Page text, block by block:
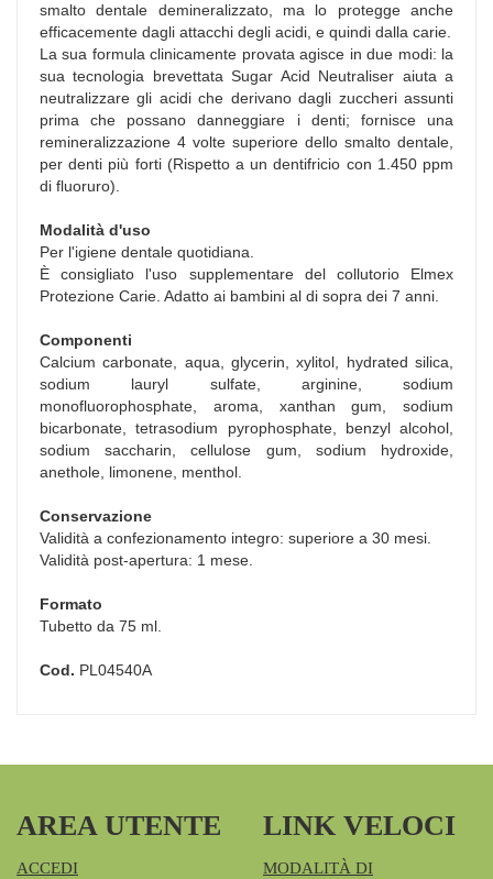
smalto dentale demineralizzato, ma lo protegge anche
efficacemente dagli attacchi degli acidi, e quindi dalla carie.
La sua formula clinicamente provata agisce in due modi: la
sua tecnologia brevettata Sugar Acid Neutraliser aiuta a
neutralizzare gli acidi che derivano dagli zuccheri assunti
prima che possano danneggiare i denti; fornisce una
remineralizzazione 4 volte superiore dello smalto dentale,
per denti più forti (Rispetto a un dentifricio con 1.450 ppm
di fluoruro).
Modalità d'uso
Per l'igiene dentale quotidiana.
È consigliato l'uso supplementare del collutorio Elmex
Protezione Carie. Adatto ai bambini al di sopra dei 7 anni.
Componenti
Calcium carbonate, aqua, glycerin, xylitol, hydrated silica,
sodium lauryl sulfate, arginine, sodium
monofluorophosphate, aroma, xanthan gum, sodium
bicarbonate, tetrasodium pyrophosphate, benzyl alcohol,
sodium saccharin, cellulose gum, sodium hydroxide,
anethole, limonene, menthol.
Conservazione
Validità a confezionamento integro: superiore a 30 mesi.
Validità post-apertura: 1 mese.
Formato
Tubetto da 75 ml.
Cod. PL04540A
AREA UTENTE
ACCEDI
LINK VELOCI
MODALITÀ DI